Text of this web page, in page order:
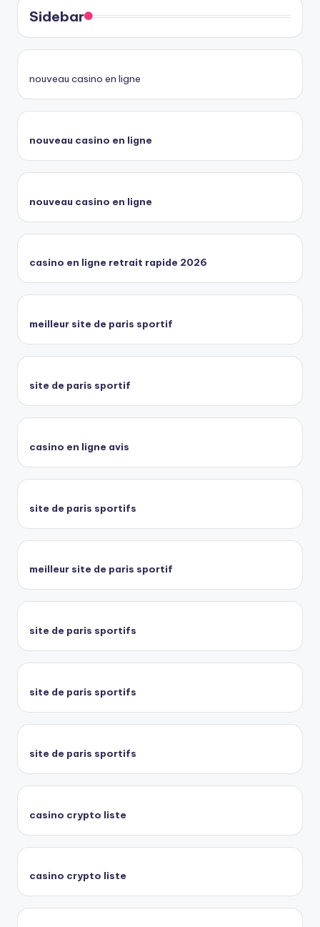
Sidebar
nouveau casino en ligne
nouveau casino en ligne
nouveau casino en ligne
casino en ligne retrait rapide 2026
meilleur site de paris sportif
site de paris sportif
casino en ligne avis
site de paris sportifs
meilleur site de paris sportif
site de paris sportifs
site de paris sportifs
site de paris sportifs
casino crypto liste
casino crypto liste